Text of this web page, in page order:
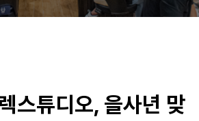
스튜디오, 을사년 맞